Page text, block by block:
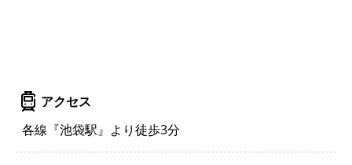
アクセス
各線『池袋駅』より徒歩3分